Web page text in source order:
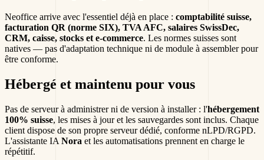
Neoffice arrive avec l'essentiel déjà en place : comptabilité suisse,
facturation QR (norme SIX), TVA AFC, salaires SwissDec,
CRM, caisse, stocks et e-commerce. Les normes suisses sont
natives — pas d'adaptation technique ni de module à assembler pour
être conforme.
Hébergé et maintenu pour vous
Pas de serveur à administrer ni de version à installer : l'hébergement
100% suisse, les mises à jour et les sauvegardes sont inclus. Chaque
client dispose de son propre serveur dédié, conforme nLPD/RGPD.
L'assistante IA Nora et les automatisations prennent en charge le
répétitif.